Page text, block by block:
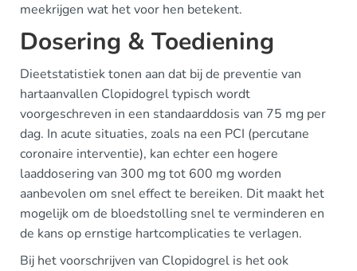
meekrijgen wat het voor hen betekent.
Dosering & Toediening
Dieetstatistiek tonen aan dat bij de preventie van
hartaanvallen Clopidogrel typisch wordt
voorgeschreven in een standaarddosis van 75 mg per
dag. In acute situaties, zoals na een PCI (percutane
coronaire interventie), kan echter een hogere
laaddosering van 300 mg tot 600 mg worden
aanbevolen om snel effect te bereiken. Dit maakt het
mogelijk om de bloedstolling snel te verminderen en
de kans op ernstige hartcomplicaties te verlagen.
Bij het voorschrijven van Clopidogrel is het ook